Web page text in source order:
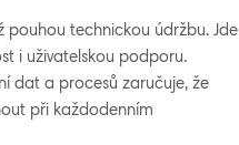
pouhou technickou údržbu. Jde
i uživatelskou podporu.
dat a procesů zaručuje, že
při každodenním